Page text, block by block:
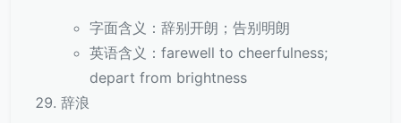
字面含义：辞别开朗；告别明朗
英语含义：farewell to cheerfulness;
depart from brightness
辞浪